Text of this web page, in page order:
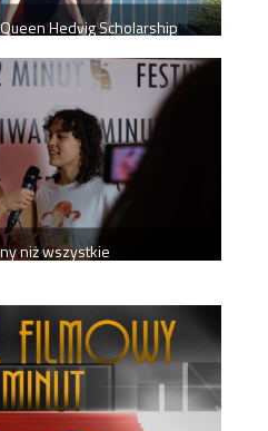
Hedvig Scholarship
niż wszystkie